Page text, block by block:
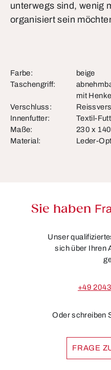
unterwegs sind, wenig
organisiert sein
Farbe:
beige
Taschengriff:
mit
Verschluss:
Innenfutter:
Textil-
Maße:
230 x
Material:
Leder-
Sie haben
Unser
sich über Ihren
+49
Oder schreiben
FRAGE